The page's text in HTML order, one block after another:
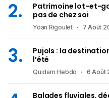
Patrimoine lot-et-
pas de chez soi
Yoan Rigoulet 7 Août
Pujols : la
l’été
Quidam Hebdo 6 Août
Balades fluviales,